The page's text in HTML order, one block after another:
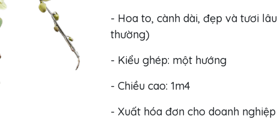
- Hoa to, cành dài, đẹp và tươi
thường)
- Kiểu ghép: một hướng
- Chiều cao: 1m4
- Xuất hóa đơn cho doanh nghiệp